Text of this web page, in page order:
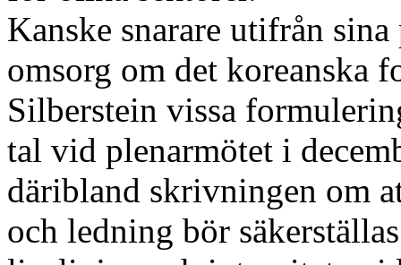
Kanske snarare utifrån
omsorg om det koreanska
Silberstein vissa
tal vid plenarmötet i
däribland skrivningen om
och ledning bör